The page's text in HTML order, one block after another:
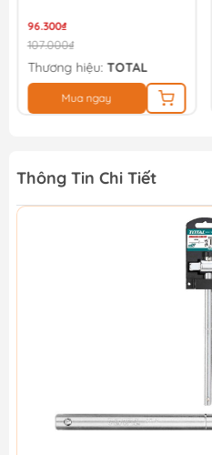
96.300₫
107.000₫
Thương hiệu: TOTAL
Mua ngay
Thông Tin Chi Tiết